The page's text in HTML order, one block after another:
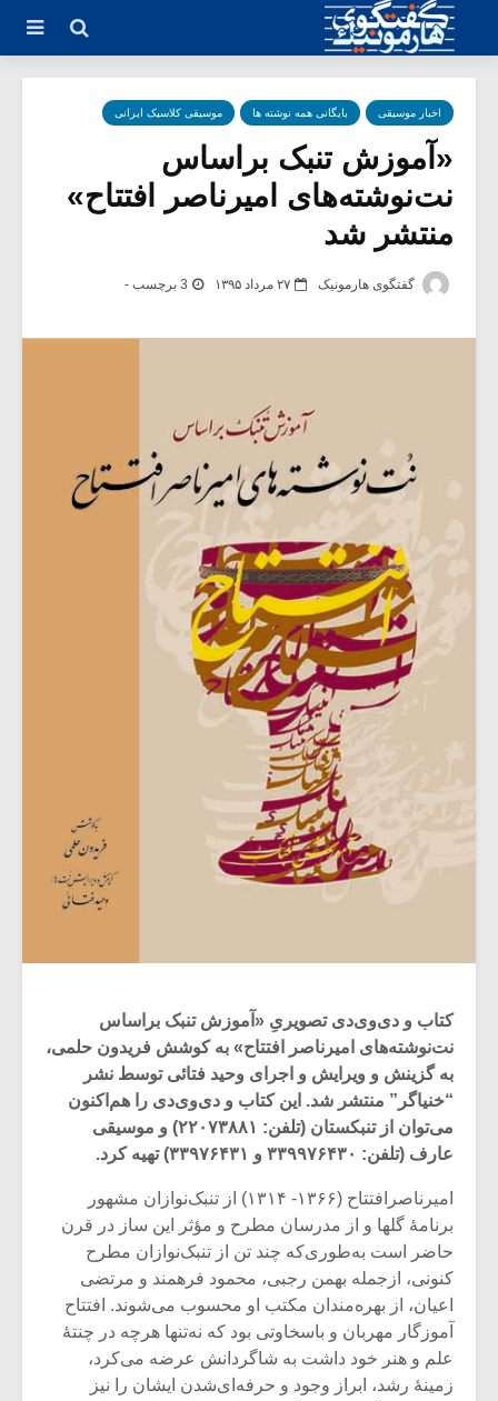
اخبار موسیقی بایگانی همه نوشته ها موسیقی کلاسیک ایرانی
«آموزش تنبک براساس
نت‌نوشته‌های امیرناصر افتتاح»
منتشر شد
گفتگوی هارمونیک ۲۷ مرداد ۱۳۹۵ 3 برچسب -
کتاب و دی‌وی‌دی‌ تصویریِ «آموزش تنبک براساس
نت‌نوشته‌های امیرناصر افتتاح» به کوشش فریدون حلمی،
به گزینش و ویرایش و اجرای وحید فتائی توسط نشر
“خنیاگر” منتشر شد. این کتاب و دی‌وی‌دی را هم‌اکنون
می‌توان از تنبکستان (تلفن: ۲۲۰۷۳۸۸۱) و موسیقی
عارف (تلفن: ۳۳۹۹۷۶۴۳۰ و ۳۳۹۷۶۴۳۱) تهیه کرد.
امیرناصرافتتاح (۱۳۶۶- ۱۳۱۴) از تنبک‌نوازان مشهور
برنامۀ گلها و از مدرسان مطرح و مؤثر این ساز در قرن
حاضر است به‌طوری‌که چند تن از تنبک‌نوازان مطرح
کنونی، ازجمله بهمن رجبی، محمود فرهمند و مرتضی
اعیان، از بهره‌مندان مکتب او محسوب می‌شوند. افتتاح
آموزگار مهربان و باسخاوتی بود که نه‌تنها هرچه در چنتۀ
علم و هنر خود داشت به شاگردانش عرضه می‌کرد،
زمینۀ رشد، ابراز وجود و حرفه‌ای‌شدن ایشان را نیز
میکلوش روژا موریس ژار